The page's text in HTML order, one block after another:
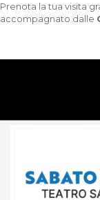
Prenota la tua visita
accompagnato dalle